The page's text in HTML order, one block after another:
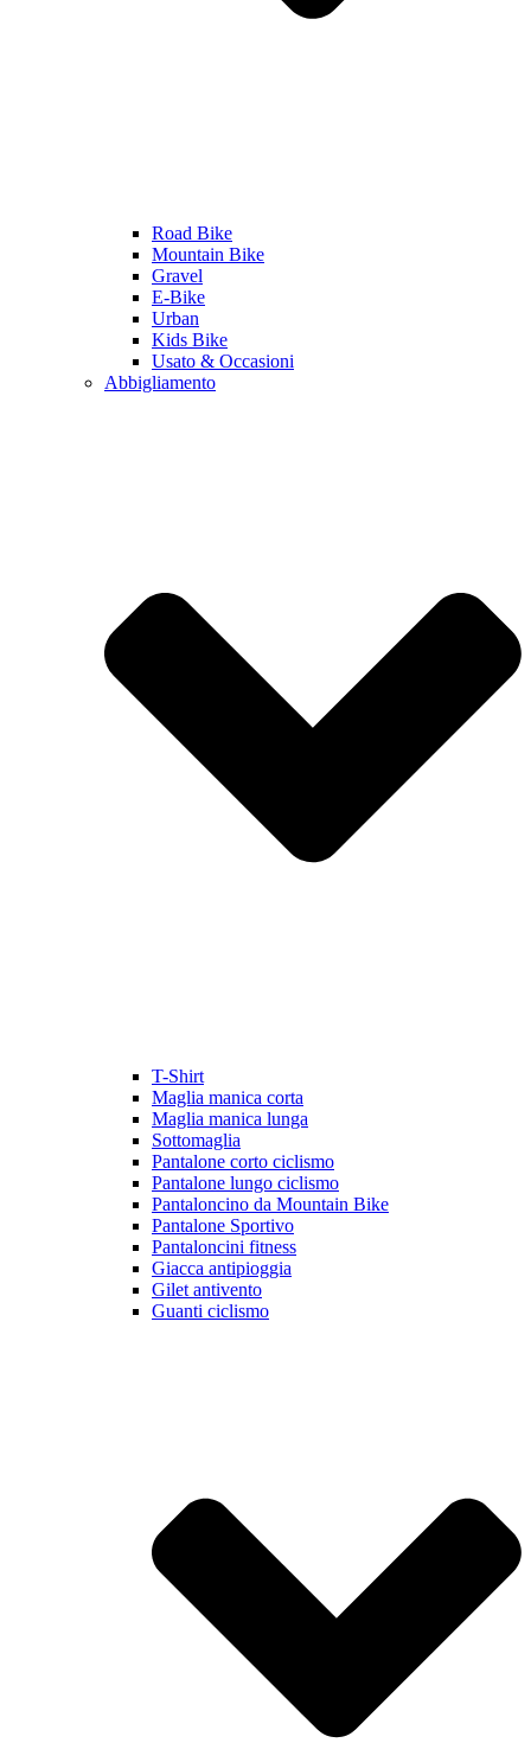
Road Bike
Mountain Bike
Gravel
E-Bike
Urban
Kids Bike
Usato & Occasioni
Abbigliamento
T-Shirt
Maglia manica corta
Maglia manica lunga
Sottomaglia
Pantalone corto ciclismo
Pantalone lungo ciclismo
Pantaloncino da Mountain Bike
Pantalone Sportivo
Pantaloncini fitness
Giacca antipioggia
Gilet antivento
Guanti ciclismo